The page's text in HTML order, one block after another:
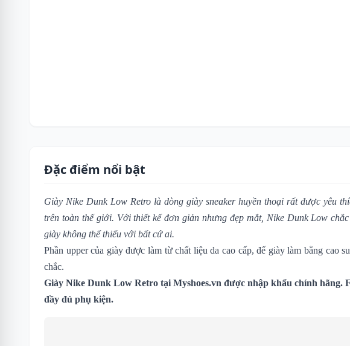
Đặc điểm nổi bật
Giày Nike Dunk Low Retro là dòng giày sneaker huyền thoại rất được yêu
trên toàn thế giới. Với thiết kế đơn giản nhưng đẹp mắt, Nike Dunk Low
giày không thể thiếu với bất cứ ai.
Phần upper của giày được làm từ chất liệu da cao cấp, đế giày làm bằng cao
chắc.
Giày Nike Dunk Low Retro tại Myshoes.vn được nhập khẩu chính hãng.
đầy đủ phụ kiện.